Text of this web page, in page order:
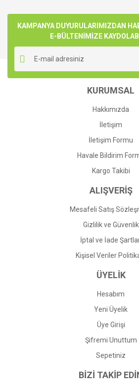
Yorum Yaz
kullanarak tarafımıza iletebilirsiniz.
Görüş ve önerileriniz için teşekkür ederiz.
Ürün resmi kalitesiz, bozuk veya
Ürün açıklamasında eksik bilgiler
Ürün bilgilerinde hatalar bulunuyor.
Ürün fiyatı diğer sitelerden daha pahalı.
Gönder
KAMPANYA DUYURULARIMIZDAN
E-BÜLTENİMİZE
KURUMSAL
Hakkımızda
İletişim
İletişim Formu
Havale Bildirim
Kargo Takibi
ALIŞVERİŞ
Mesafeli Satış
Gizlilik ve Güvenlik
İptal ve İade
Kişisel Veriler
ÜYELİK
Hesabım
Yeni Üyelik
Üye Girişi
Şifremi Unuttum
Sepetiniz
BİZİ TAKİP